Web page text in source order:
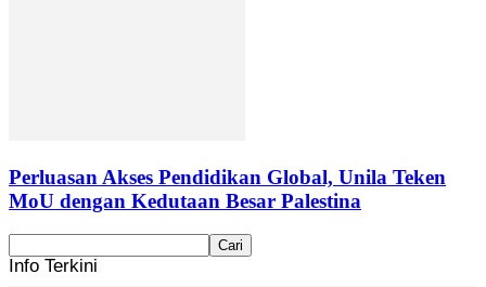
Perluasan Akses Pendidikan Global, Unila Teken
MoU dengan Kedutaan Besar Palestina
Info Terkini